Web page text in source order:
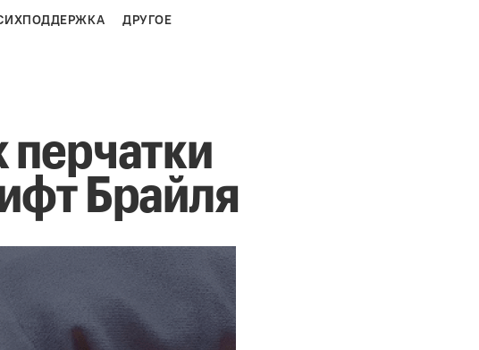
ДРУГОЕ
Брайля